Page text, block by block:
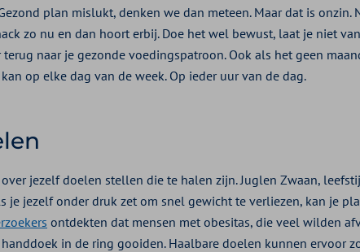
plan mislukt, denken we dan meteen. Maar dat is onzin.
zo nu en dan hoort erbij. Doe het wel bewust, laat je niet
naar je gezonde voedingspatroon. Ook als het geen
op elke dag van de week. Op ieder uur van de dag.
jezelf doelen stellen die te halen zijn. Juglen Zwaan,
je jezelf onder druk zet om snel gewicht te verliezen, kan je
ontdekten dat mensen met obesitas, die veel wilden
in de ring gooiden. Haalbare doelen kunnen ervoor